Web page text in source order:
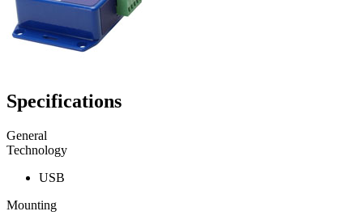
Specifications
General
Technology
USB
Mounting